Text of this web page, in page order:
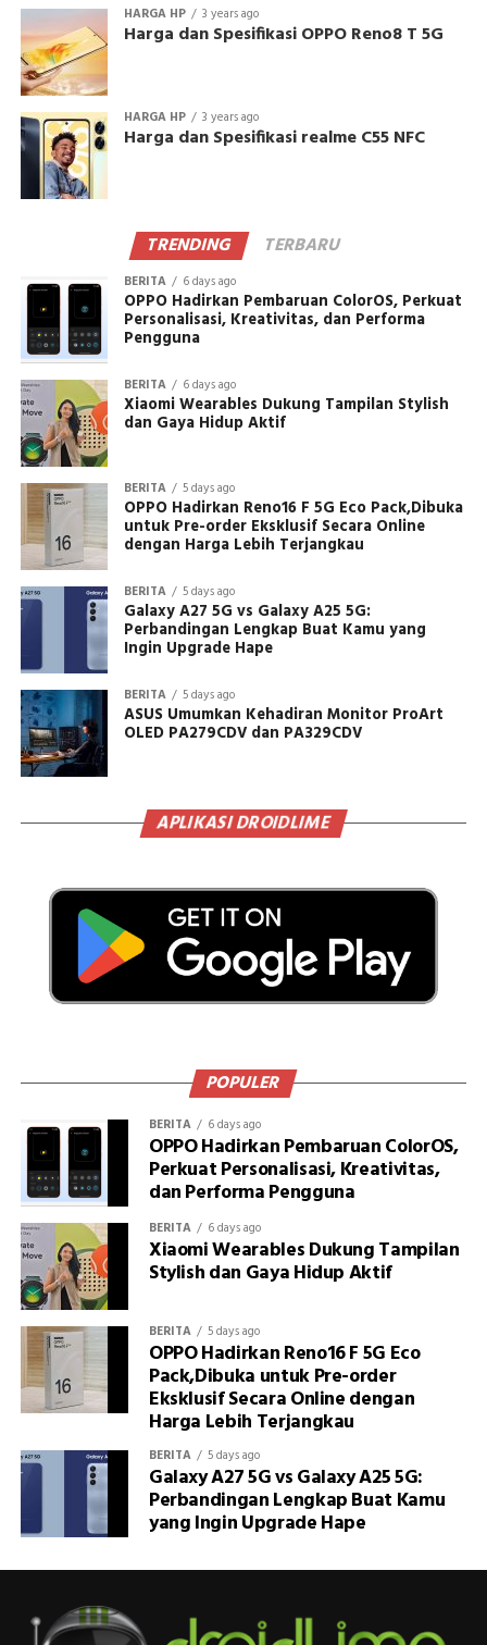
HARGA HP 3 years ago
Harga dan Spesifikasi OPPO Reno8 T 5G
HARGA HP 3 years ago
Harga dan Spesifikasi realme C55 NFC
TRENDING TERBARU
BERITA 6 days ago
OPPO Hadirkan Pembaruan ColorOS, Perkuat
Personalisasi, Kreativitas, dan Performa
Pengguna
BERITA 6 days ago
Xiaomi Wearables Dukung Tampilan Stylish
dan Gaya Hidup Aktif
BERITA 5 days ago
OPPO Hadirkan Reno16 F 5G Eco Pack,Dibuka
untuk Pre-order Eksklusif Secara Online
dengan Harga Lebih Terjangkau
BERITA 5 days ago
Galaxy A27 5G vs Galaxy A25 5G:
Perbandingan Lengkap Buat Kamu yang
Ingin Upgrade Hape
BERITA 5 days ago
ASUS Umumkan Kehadiran Monitor ProArt
OLED PA279CDV dan PA329CDV
APLIKASI DROIDLIME
POPULER
BERITA 6 days ago
OPPO Hadirkan Pembaruan ColorOS,
Perkuat Personalisasi, Kreativitas,
dan Performa Pengguna
BERITA 6 days ago
Xiaomi Wearables Dukung Tampilan
Stylish dan Gaya Hidup Aktif
BERITA 5 days ago
OPPO Hadirkan Reno16 F 5G Eco
Pack,Dibuka untuk Pre-order
Eksklusif Secara Online dengan
Harga Lebih Terjangkau
BERITA 5 days ago
Galaxy A27 5G vs Galaxy A25 5G:
Perbandingan Lengkap Buat Kamu
yang Ingin Upgrade Hape